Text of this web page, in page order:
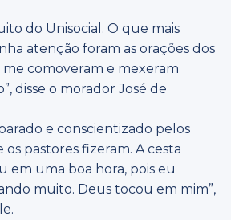
do Unisocial. O que mais
atenção foram as orações dos
comoveram e mexeram
disse o morador José de
e conscientizado pelos
pastores fizeram. A cesta
em uma boa hora, pois eu
muito. Deus tocou em mim”,